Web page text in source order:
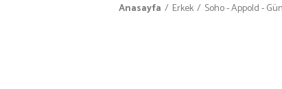
Anasayfa Erkek Soho - Appold -